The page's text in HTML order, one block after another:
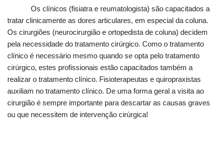
Os clínicos (fisiatra e reumatologista) são capacitados a
tratar clinicamente as dores articulares, em especial da coluna.
Os cirurgiões (neurocirurgião e ortopedista de coluna) decidem
pela necessidade do tratamento cirúrgico. Como o tratamento
clínico é necessário mesmo quando se opta pelo tratamento
cirúrgico, estes profissionais estão capacitados também a
realizar o tratamento clínico. Fisioterapeutas e quiropraxistas
auxiliam no tratamento clínico. De uma forma geral a visita ao
cirurgião é sempre importante para descartar as causas graves
ou que necessitem de intervenção cirúrgica!